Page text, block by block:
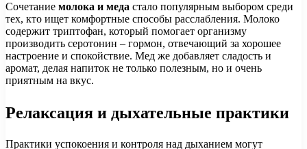
Сочетание молока и меда стало популярным выбором среди
тех, кто ищет комфортные способы расслабления. Молоко
содержит триптофан, который помогает организму
производить серотонин – гормон, отвечающий за хорошее
настроение и спокойствие. Мед же добавляет сладость и
аромат, делая напиток не только полезным, но и очень
приятным на вкус.
Релаксация и дыхательные практики
Практики успокоения и контроля над дыханием могут